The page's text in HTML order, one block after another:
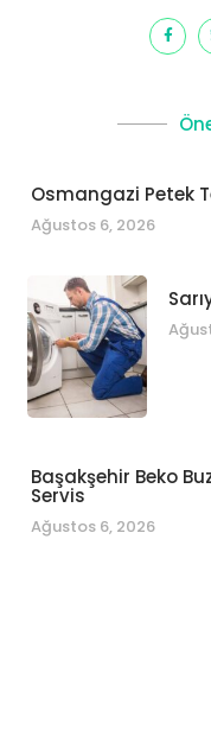
Osmangazi Petek
Ağustos 6, 2026
Başakşehir Beko
Servis
Ağustos 6, 2026